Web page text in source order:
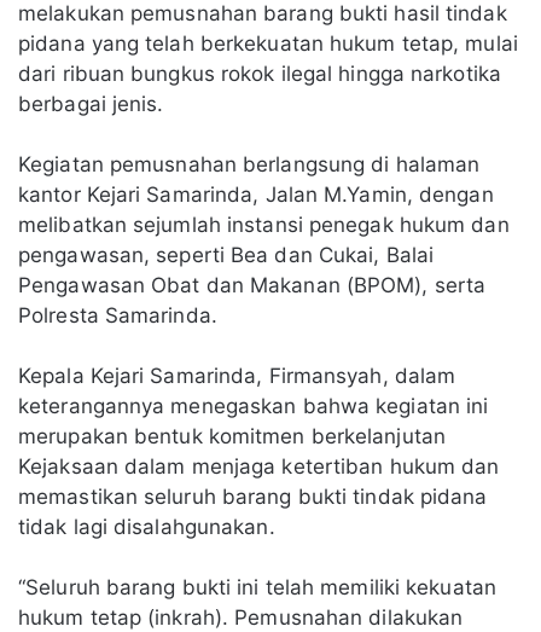
melakukan pemusnahan barang bukti hasil tindak
pidana yang telah berkekuatan hukum tetap, mulai
dari ribuan bungkus rokok ilegal hingga narkotika
berbagai jenis.
Kegiatan pemusnahan berlangsung di halaman
kantor Kejari Samarinda, Jalan M.Yamin, dengan
melibatkan sejumlah instansi penegak hukum dan
pengawasan, seperti Bea dan Cukai, Balai
Pengawasan Obat dan Makanan (BPOM), serta
Polresta Samarinda.
Kepala Kejari Samarinda, Firmansyah, dalam
keterangannya menegaskan bahwa kegiatan ini
merupakan bentuk komitmen berkelanjutan
Kejaksaan dalam menjaga ketertiban hukum dan
memastikan seluruh barang bukti tindak pidana
tidak lagi disalahgunakan.
“Seluruh barang bukti ini telah memiliki kekuatan
hukum tetap (inkrah). Pemusnahan dilakukan